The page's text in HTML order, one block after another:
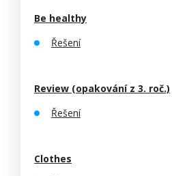
Be healthy
Řešení
Review (opakování z 3. roč.)
Řešení
Clothes